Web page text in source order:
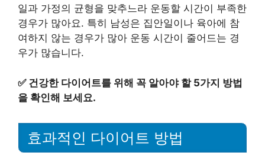
일과 가정의 균형을 맞추느라 운동할 시간이 부족한
경우가 많아요. 특히 남성은 집안일이나 육아에 참
여하지 않는 경우가 많아 운동 시간이 줄어드는 경
우가 많습니다.
✅ 건강한 다이어트를 위해 꼭 알아야 할 5가지 방법
을 확인해 보세요.
효과적인 다이어트 방법